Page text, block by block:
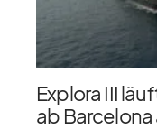
Explora III
ab Barcelona